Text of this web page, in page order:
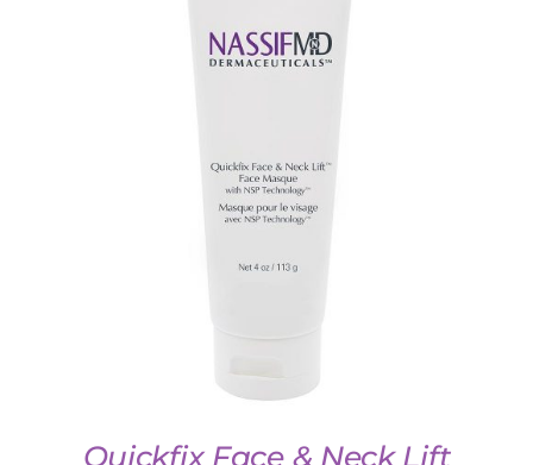
TOEVOEGEN AAN WINKELWAGEN
Quickfix Face & Neck Lift